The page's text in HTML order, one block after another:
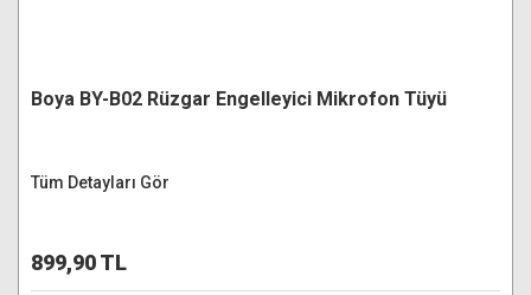
Boya BY-B02 Rüzgar Engelleyici Mikrofon Tüyü
Tüm Detayları Gör
899,90 TL